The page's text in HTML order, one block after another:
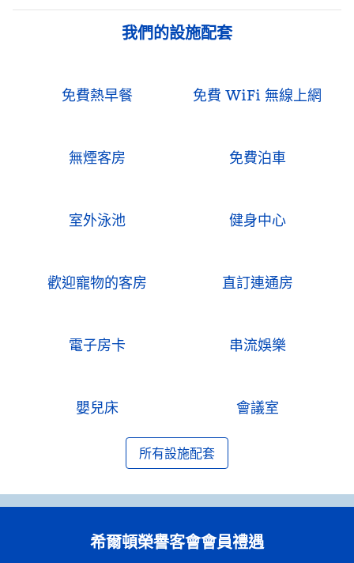
我們的設施配套
免費熱早餐 免費 WiFi 無線上網
無煙客房 免費泊車
室外泳池 健身中心
歡迎寵物的客房 直訂連通房
電子房卡 串流娛樂
嬰兒床 會議室
所有設施配套
希爾頓榮譽客會會員禮遇